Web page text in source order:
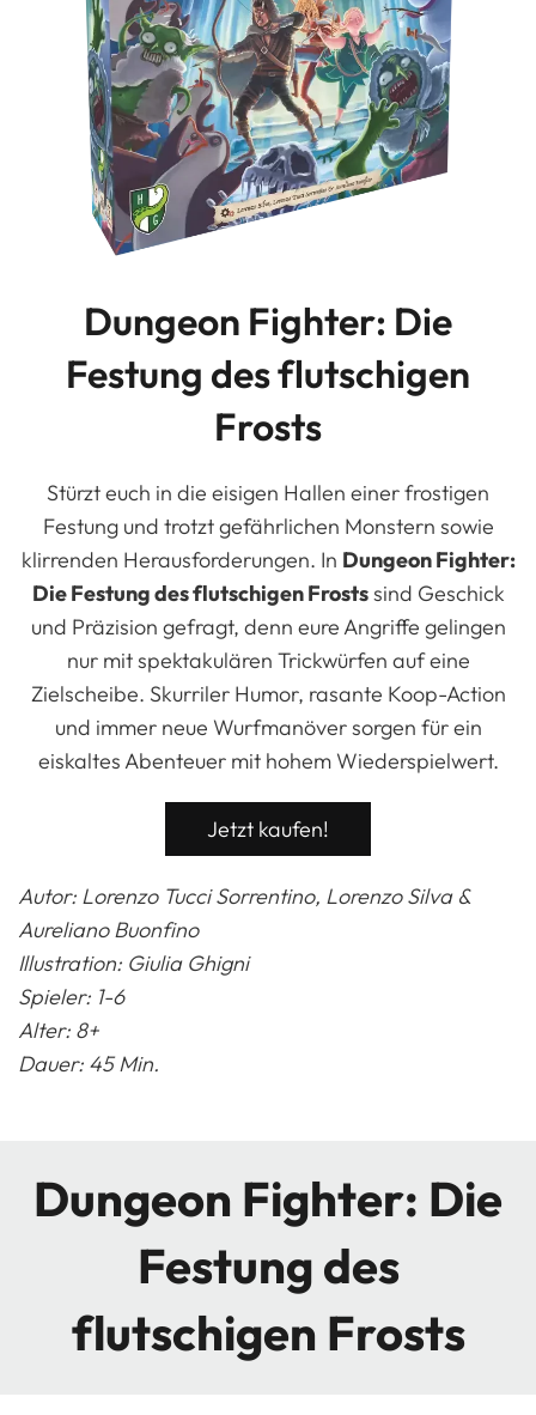
Dungeon Fighter: Die
Festung des flutschigen
Frosts
Stürzt euch in die eisigen Hallen einer frostigen
Festung und trotzt gefährlichen Monstern sowie
klirrenden Herausforderungen. In Dungeon Fighter:
Die Festung des flutschigen Frostssind Geschick
und Präzision gefragt, denn eure Angriffe gelingen
nur mit spektakulären Trickwürfen auf eine
Zielscheibe. Skurriler Humor, rasante Koop-Action
und immer neue Wurfmanöver sorgen für ein
eiskaltes Abenteuer mit hohem Wiederspielwert.
Jetzt kaufen!
Autor: Lorenzo Tucci Sorrentino, Lorenzo Silva &
Aureliano Buonfino
Illustration: Giulia Ghigni
Spieler: 1-6
Alter: 8+
Dauer: 45 Min.
Dungeon Fighter: Die
Festung des
flutschigen Frosts